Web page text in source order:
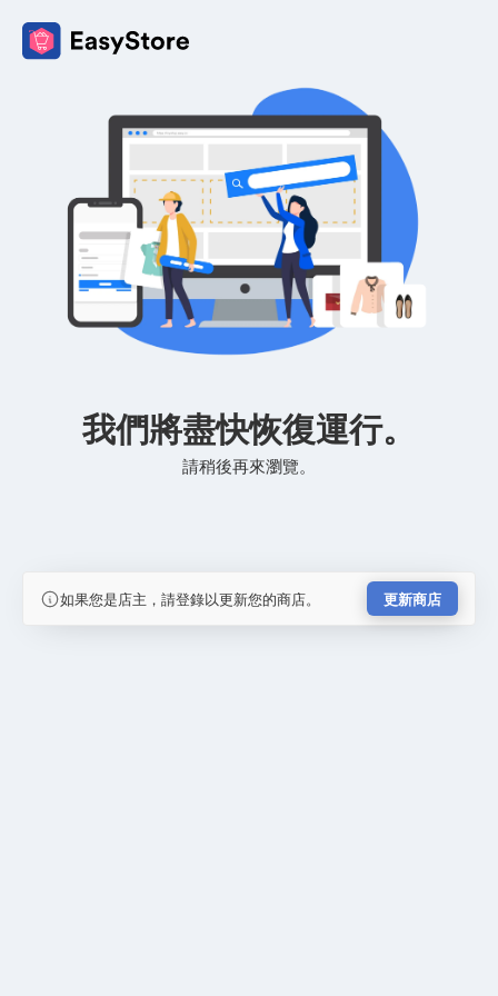
我們將盡快恢復運行。
請稍後再來瀏覽。
如果您是店主，請登錄以更新您的商店。 更新商店